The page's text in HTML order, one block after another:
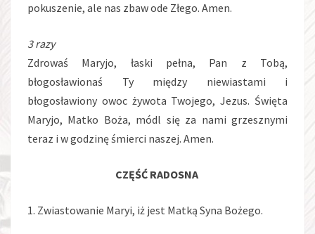
pokuszenie, ale nas zbaw ode Złego. Amen.
3 razy
Zdrowaś Maryjo, łaski pełna, Pan z Tobą,
błogosławionaś Ty między niewiastami i
błogosławiony owoc żywota Twojego, Jezus. Święta
Maryjo, Matko Boża, módl się za nami grzesznymi
teraz i w godzinę śmierci naszej. Amen.
CZĘŚĆ RADOSNA
1. Zwiastowanie Maryi, iż jest Matką Syna Bożego.